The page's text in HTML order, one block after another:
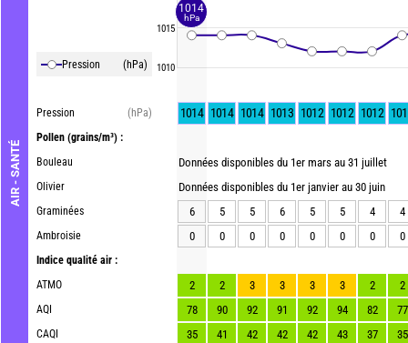
AIR - SANTÉ
Pression (hPa)
Pression
(hPa)
Pollen (grains/m³) :
Bouleau
Olivier
Graminées
Ambroisie
Indice qualité air :
ATMO
AQI
CAQI
1015
1010
1014 1014 1014 1013 1012 1012 1012
Données disponibles du 1er mars au 31 juillet
Données disponibles du 1er janvier au 30 juin
6
5 5 6 5 5 4
4
0
0 0 0 0 0 0 0
2 2 3 3 3 3 2
2
78
90 92 91 92 94 82
77
35
41 42 42 42 43 37 35
1014
hPa